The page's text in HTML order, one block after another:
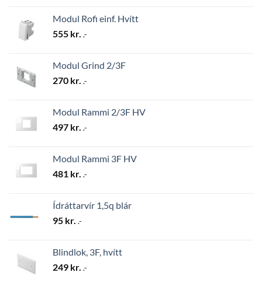
Modul Rofi einf. Hvítt
555 kr. .-
Modul Grind 2/3F
270 kr. .-
Modul Rammi 2/3F HV
497 kr. .-
Modul Rammi 3F HV
481 kr. .-
Ídráttarvír 1,5q blár
95 kr. .-
Blindlok, 3F, hvítt
249 kr. .-